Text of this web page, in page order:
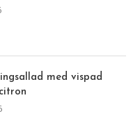
med vispad